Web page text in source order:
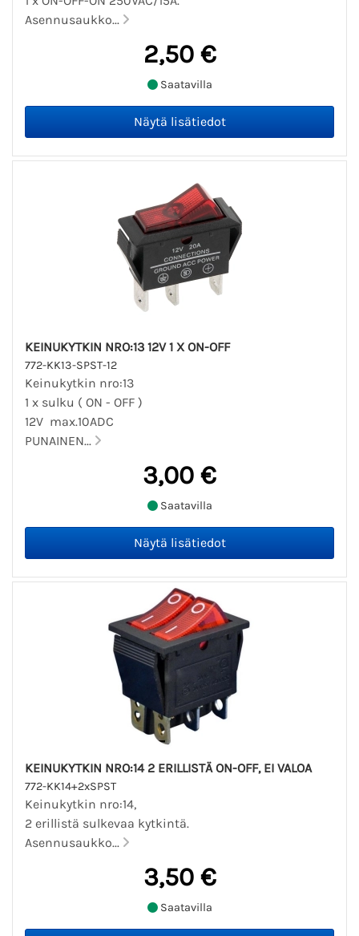
Asennusaukko...
2,50 €
Saatavilla
KEINUKYTKIN NRO:13 12V 1 X ON-OFF
772-KK13-SPST-12
Keinukytkin nro:13
1 x sulku ( ON - OFF )
12V max.10ADC
PUNAINEN...
3,00 €
Saatavilla
KEINUKYTKIN NRO:14 2 ERILLISTÄ ON-OFF, EI VALOA
772-KK14+2xSPST
Keinukytkin nro:14,
2 erillistä sulkevaa kytkintä.
Asennusaukko...
3,50 €
Saatavilla